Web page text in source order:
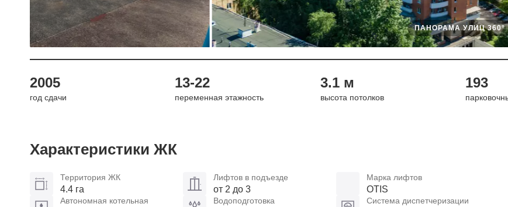
ПАНОРАМА УЛИЦ 360°
2005
год сдачи
13-22
переменная этажность
3.1 м
высота потолков
193
Характеристики ЖК
Территория ЖК
4.4 га
Лифтов в подъезде
от 2 до 3
Марка лифтов
OTIS
Автономная котельная Водоподготовка Система диспетчеризации